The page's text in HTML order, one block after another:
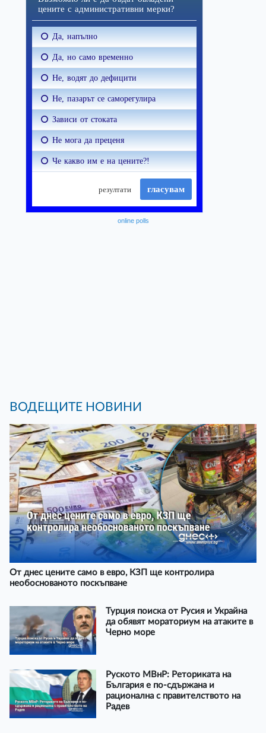
online polls
ВОДЕЩИТЕ НОВИНИ
От днес цените само в евро, КЗП ще контролира
необоснованото поскъпване
Турция поиска от Русия и Украйна
да обявят мораториум на атаките в
Черно море
Руското МВнР: Реториката на
България е по-сдържана и
рационална с правителството на
Радев